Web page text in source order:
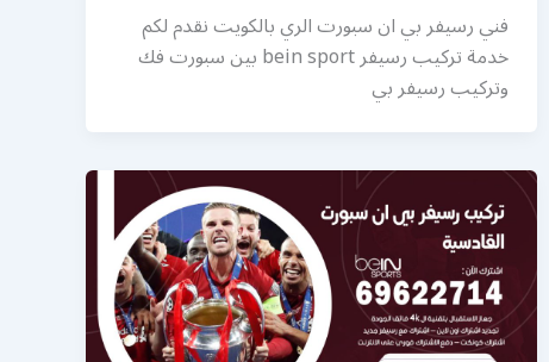
فني رسيفر بي ان سبورت الري بالكويت نقدم لكم
خدمة تركيب رسيفر bein sport بين سبورت فك
وتركيب رسيفر بي